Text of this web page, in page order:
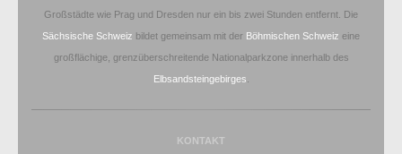
Großstädte wie Prag und Dresden nur ein bis zwei Stunden entfernt. Die
Sächsische Schweiz bildet gemeinsam mit der Böhmischen Schweiz eine
großflächige, grenzüberschreitende Nationalparkzone innerhalb des
Elbsandsteingebirges
KONTAKT